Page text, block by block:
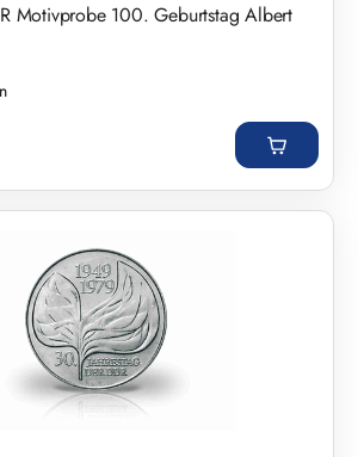
Motivprobe 100. Geburtstag Albert